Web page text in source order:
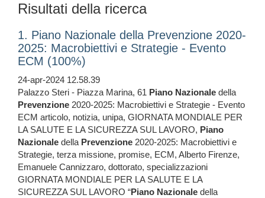
Risultati della ricerca
1. Piano Nazionale della Prevenzione 2020-
2025: Macrobiettivi e Strategie - Evento
ECM (100%)
24-apr-2024 12.58.39
Palazzo Steri - Piazza Marina, 61 Piano Nazionale della
Prevenzione 2020-2025: Macrobiettivi e Strategie - Evento
ECM articolo, notizia, unipa, GIORNATA MONDIALE PER
LA SALUTE E LA SICUREZZA SUL LAVORO, Piano
Nazionale della Prevenzione 2020-2025: Macrobiettivi e
Strategie, terza missione, promise, ECM, Alberto Firenze,
Emanuele Cannizzaro, dottorato, specializzazioni
GIORNATA MONDIALE PER LA SALUTE E LA
SICUREZZA SUL LAVORO “Piano Nazionale della